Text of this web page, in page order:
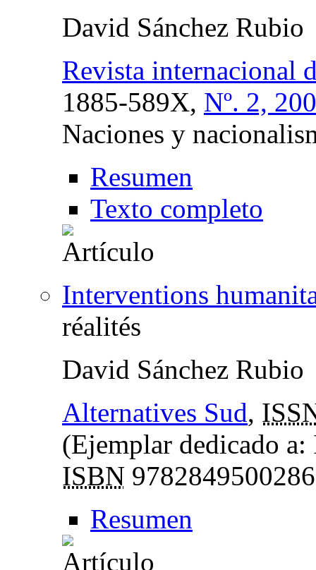
David Sánchez Rubio
Revista internacional
1885-589X, Nº. 2,
Naciones y
Resumen
Texto completo
Interventions
réalités
David Sánchez Rubio
Alternatives Sud,
(Ejemplar dedicado
ISBN
Resumen